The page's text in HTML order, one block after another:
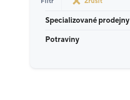
Specializované prodejny
Potraviny